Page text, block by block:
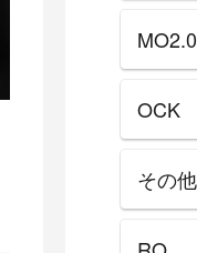
MO2.0
OCK
その他